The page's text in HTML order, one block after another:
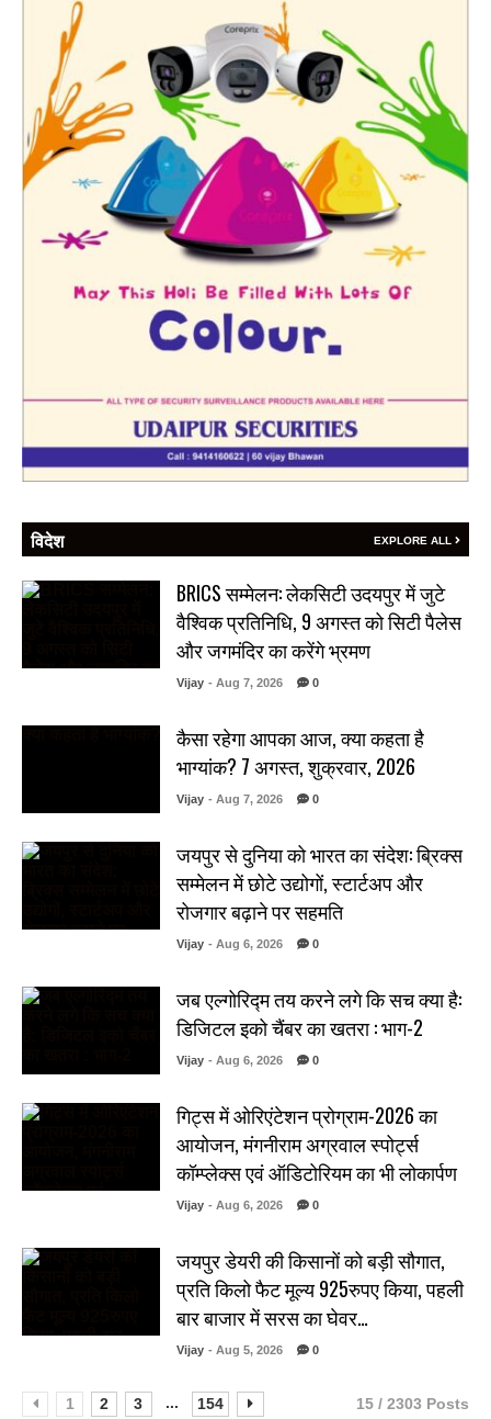
विदेश EXPLORE ALL
BRICS सम्मेलन: लेकसिटी उदयपुर में जुटे
वैश्विक प्रतिनिधि, 9 अगस्त को सिटी पैलेस
और जगमंदिर का करेंगे भ्रमण
Vijay - Aug 7, 2026 0
कैसा रहेगा आपका आज, क्या कहता है
भाग्यांक? 7 अगस्त, शुक्रवार, 2026
Vijay - Aug 7, 2026 0
जयपुर से दुनिया को भारत का संदेश: ब्रिक्स
सम्मेलन में छोटे उद्योगों, स्टार्टअप और
रोजगार बढ़ाने पर सहमति
Vijay - Aug 6, 2026 0
जब एल्गोरिद्म तय करने लगे कि सच क्या है:
डिजिटल इको चैंबर का खतरा : भाग-2
Vijay - Aug 6, 2026 0
गिट्स में ओरिएंटेशन प्रोग्राम-2026 का
आयोजन, मंगनीराम अग्रवाल स्पोर्ट्स
कॉम्प्लेक्स एवं ऑडिटोरियम का भी लोकार्पण
Vijay - Aug 6, 2026 0
जयपुर डेयरी की किसानों को बड़ी सौगात,
प्रति किलो फैट मूल्य 925रुपए किया, पहली
बार बाजार में सरस का घेवर…
Vijay - Aug 5, 2026 0
1 2 3 ... 154 15 / 2303 Posts